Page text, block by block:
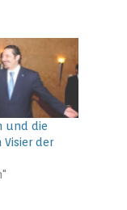
und die
Visier der